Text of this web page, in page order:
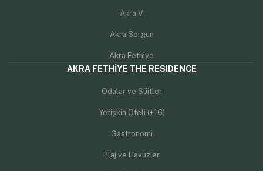
Akra V
Akra Sorgun
Akra Fethiye
AKRA FETHİYE THE RESIDENCE
Odalar ve Süitler
Yetişkin Oteli (+16)
Gastronomi
Plaj ve Havuzlar